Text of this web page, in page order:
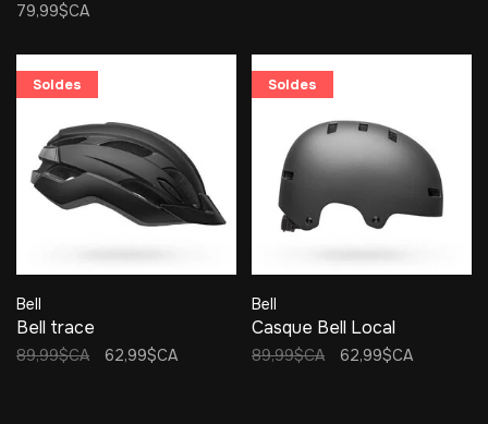
79,99$CA
Soldes
Bell
Bell trace
89,99$CA 62,99$CA
Soldes
Bell
Casque Bell Local
89,99$CA 62,99$CA